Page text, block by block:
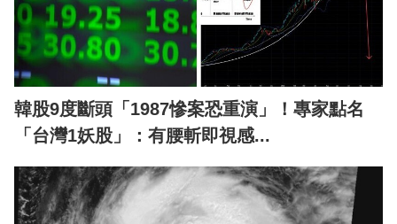
韓股9度斷頭「1987慘案恐重演」！專家點名
「台灣1妖股」：有腰斬即視感...